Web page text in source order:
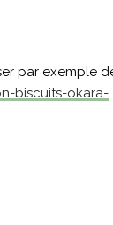
par exemple
biscuits-okara-